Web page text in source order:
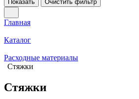
Показать
Очистить фильтр
Главная
Каталог
Расходные материалы
Стяжки
Стяжки